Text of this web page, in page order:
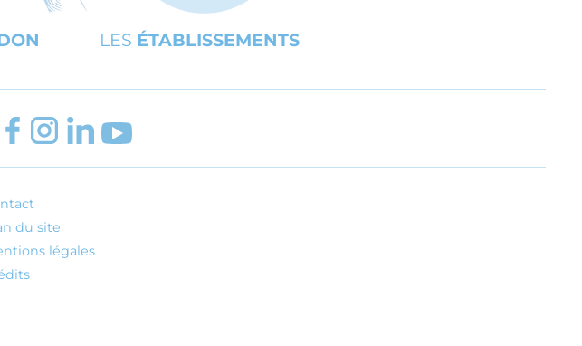
LES ÉTABLISSEMENTS
FACEBOOK
INSTAGRAM
LINKEDIN
YOUTUBE
régionale pour l'intégration des personnes en situation de handicap ou en
du site
légales